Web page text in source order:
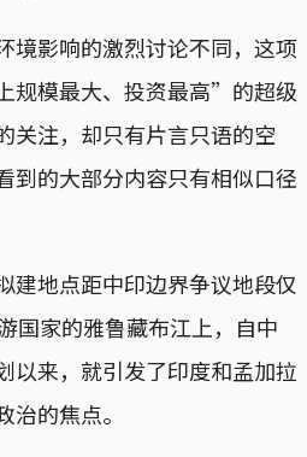
境影响的激烈讨论不同，这项
规模最大、投资最高”的超级
关注，却只有片言只语的空
到的大部分内容只有相似口径
建地点距中印边界争议地段仅
国家的雅鲁藏布江上，自中
以来，就引发了印度和孟加拉
的焦点。